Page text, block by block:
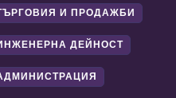
И ПРОДАЖБИ
ДЕЙНОСТ